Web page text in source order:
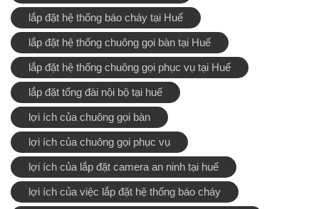
lắp đặt hệ thống báo cháy tại Huế
lắp đặt hệ thống chuông gọi bàn tại Huế
lắp đặt hệ thống chuông gọi phục vụ tại Huế
lắp đặt tổng đài nội bộ tại huế
lợi ích của chuông gọi bàn
lợi ích của chuông gọi phục vụ
lợi ích của lắp đặt camera an ninh tại huế
lợi ích của việc lắp đặt hệ thống báo cháy